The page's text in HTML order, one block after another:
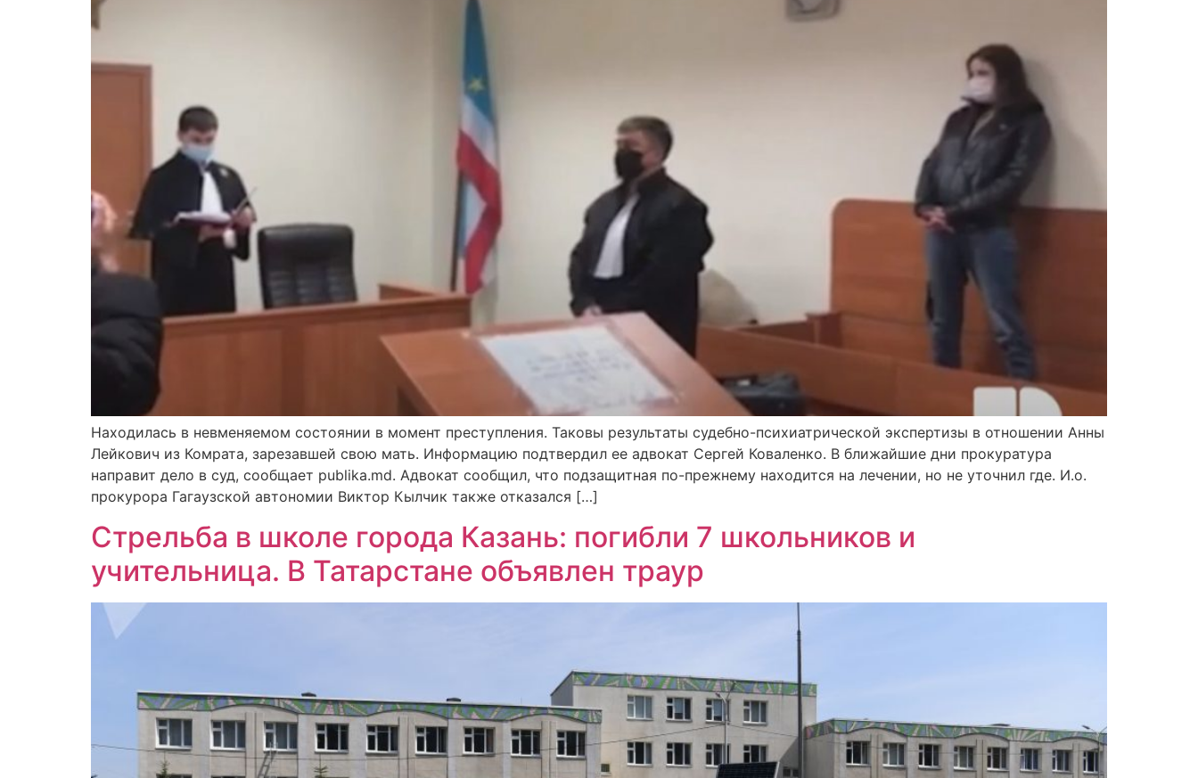
Находилась в невменяемом состоянии в момент преступления. Таковы результаты судебно-психиатрической экспертизы в отношении Анны
Лейкович из Комрата, зарезавшей свою мать. Информацию подтвердил ее адвокат Сергей Коваленко. В ближайшие дни прокуратура
направит дело в суд, сообщает publika.md. Адвокат сообщил, что подзащитная по-прежнему находится на лечении, но не уточнил где. И.о.
прокурора Гагаузской автономии Виктор Кылчик также отказался […]
Стрельба в школе города Казань: погибли 7 школьников и
учительница. В Татарстане объявлен траур